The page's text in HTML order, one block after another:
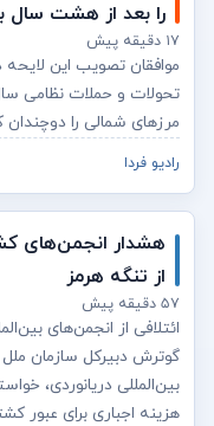
را بعد از هشت سال
۱۷ دقیقه پیش
موافقان تصویب این
تحولات و حملات نظامی
مرزهای شمالی را
رادیو فردا
هشدار انجمن‌های
از تنگه هرمز
۵۷ دقیقه پیش
ائتلافی از انجمن‌های
گوترش دبیرکل سازمان
بین‌المللی دریانوردی،
هزینه اجباری برای عبور